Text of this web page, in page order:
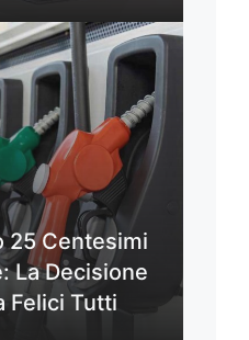
25 Centesimi
La Decisione
Felici Tutti